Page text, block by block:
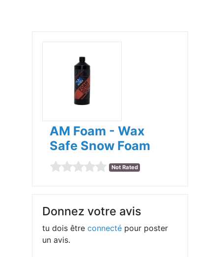
AM Foam - Wax
Safe Snow Foam
Not Rated
Donnez votre avis
tu dois êtreconnecté pour poster
un avis.